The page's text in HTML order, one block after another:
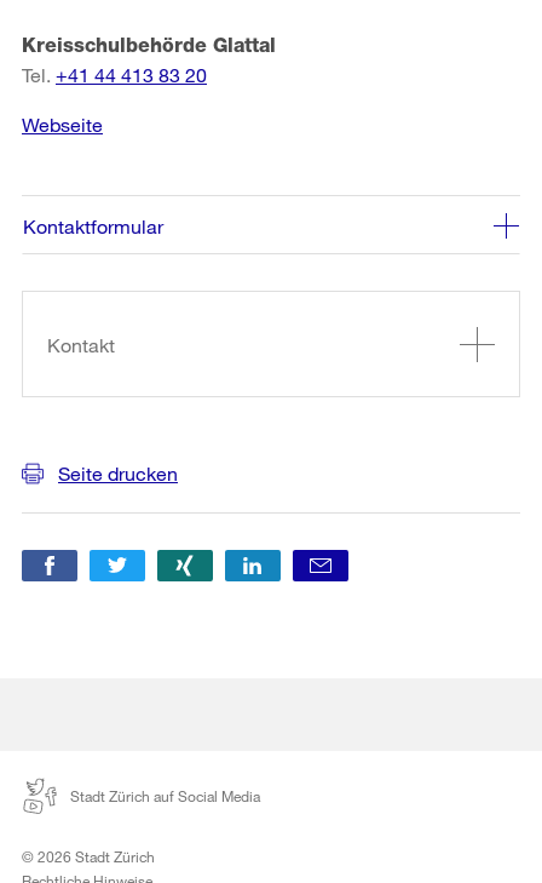
Kreisschulbehörde Glattal
Tel. +41 44 413 83 20
Webseite
Kontaktformular
Informationen
Kontakt
Seite drucken
Stadt Zürich auf Social Media
© 2026 Stadt Zürich